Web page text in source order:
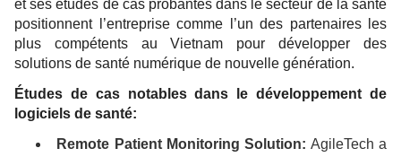
et ses études de cas probantes dans le secteur de la santé
positionnent l’entreprise comme l’un des partenaires les
plus compétents au Vietnam pour développer des
solutions de santé numérique de nouvelle génération.
Études de cas notables dans le développement de
logiciels de santé:
Remote Patient Monitoring Solution: AgileTech a